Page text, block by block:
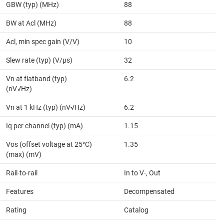
GBW (typ) (MHz) 88
BW at Acl (MHz) 88
Acl, min spec gain (V/V) 10
Slew rate (typ) (V/µs) 32
Vn at flatband (typ)
(nV√Hz)
6.2
Vn at 1 kHz (typ) (nV√Hz) 6.2
Iq per channel (typ) (mA) 1.15
Vos (offset voltage at 25°C)
(max) (mV)
1.35
Rail-to-rail In to V-, Out
Features Decompensated
Rating Catalog